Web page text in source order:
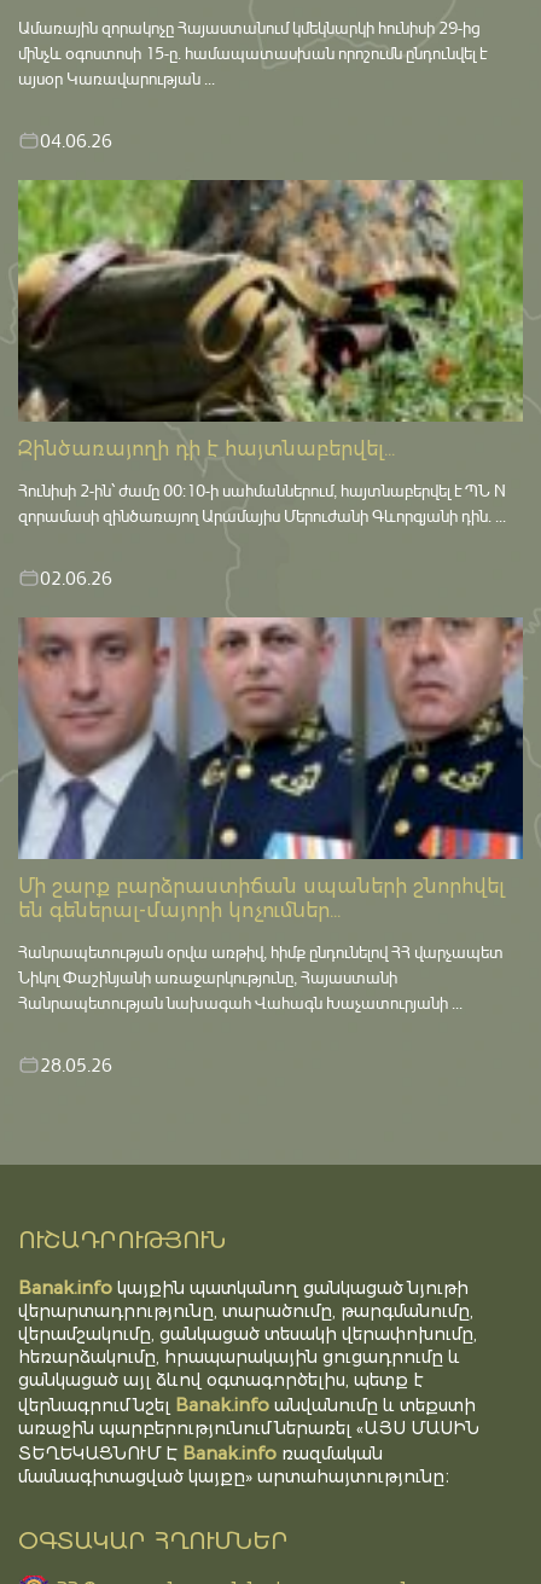
Ամառային զորակոչը Հայաստանում կմեկնարկի հունիսի 29-ից
մինչև օգոստոսի 15-ը․ համապատասխան որոշումն ընդունվել է
այսօր Կառավարության ...
04.06.26
Զինծառայողի դի է հայտնաբերվել...
Հունիսի 2-ին՝ ժամը 00:10-ի սահմաններում, հայտնաբերվել է ՊՆ N
զորամասի զինծառայող Արամայիս Մերուժանի Գևորգյանի դին. ...
02.06.26
Մի շարք բարձրաստիճան սպաների շնորհվել
են գեներալ-մայորի կոչումներ...
Հանրապետության օրվա առթիվ, հիմք ընդունելով ՀՀ վարչապետ
Նիկոլ Փաշինյանի առաջարկությունը, Հայաստանի
Հանրապետության նախագահ Վահագն Խաչատուրյանի ...
28.05.26
ՈՒՇԱԴՐՈՒԹՅՈՒՆ
Banak.info կայքին պատկանող ցանկացած նյութի
վերարտադրությունը, տարածումը, թարգմանումը,
վերամշակումը, ցանկացած տեսակի վերափոխումը,
հեռարձակումը, հրապարակային ցուցադրումը և
ցանկացած այլ ձևով օգտագործելիս, պետք է
վերնագրում նշել Banak.info անվանումը և տեքստի
առաջին պարբերությունում ներառել «ԱՅՍ ՄԱՍԻՆ
ՏԵՂԵԿԱՑՆՈՒՄ Է Banak.info ռազմական
մասնագիտացված կայքը» արտահայտությունը։
ՕԳՏԱԿԱՐ ՀՂՈՒՄՆԵՐ